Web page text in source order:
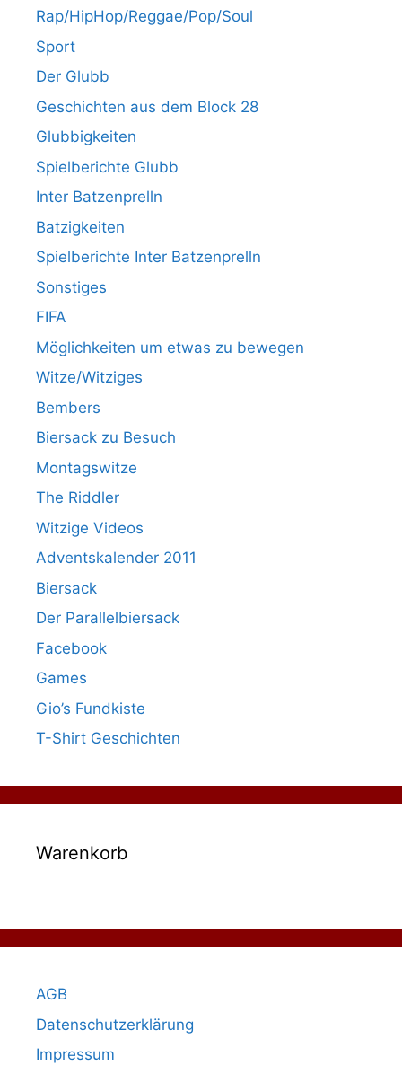
Rap/HipHop/Reggae/Pop/Soul
Sport
Der Glubb
Geschichten aus dem Block 28
Glubbigkeiten
Spielberichte Glubb
Inter Batzenprelln
Batzigkeiten
Spielberichte Inter Batzenprelln
Sonstiges
FIFA
Möglichkeiten um etwas zu bewegen
Witze/Witziges
Bembers
Biersack zu Besuch
Montagswitze
The Riddler
Witzige Videos
Adventskalender 2011
Biersack
Der Parallelbiersack
Facebook
Games
Gio’s Fundkiste
T-Shirt Geschichten
Warenkorb
AGB
Datenschutzerklärung
Impressum